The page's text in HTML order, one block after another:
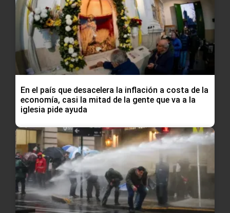
En el país que desacelera la inflación a costa de la
economía, casi la mitad de la gente que va a la
iglesia pide ayuda